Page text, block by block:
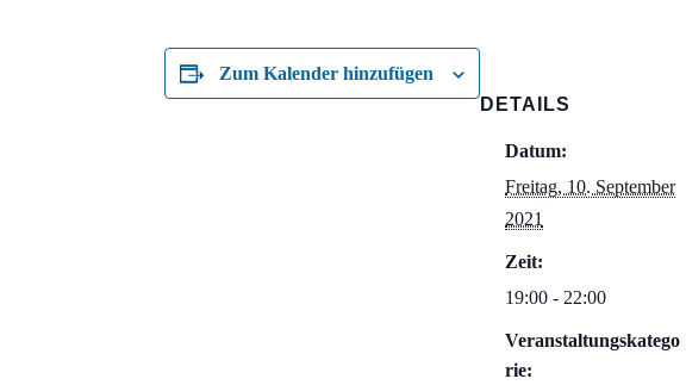
Zum Kalender hinzufügen
DETAILS
Datum:
Freitag, 10. September
2021
Zeit:
19:00 - 22:00
Veranstaltungskatego
rie: